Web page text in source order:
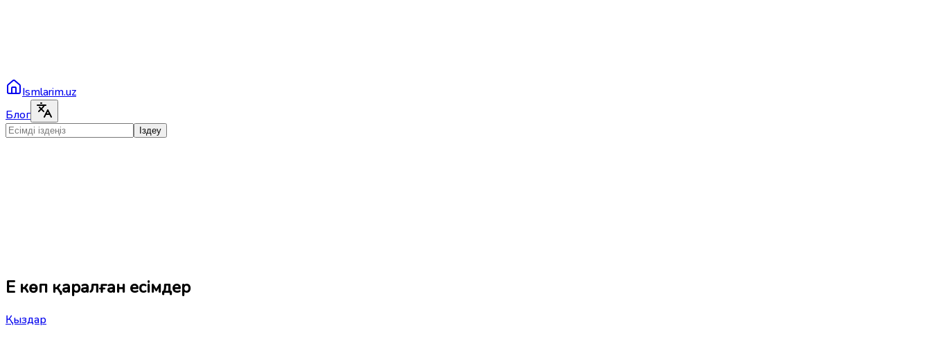
Ismlarim.uz
Блог
Іздеу
Ең көп қаралған есімдер
Қыздар